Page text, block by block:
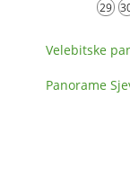
29
Velebitske
Panorame